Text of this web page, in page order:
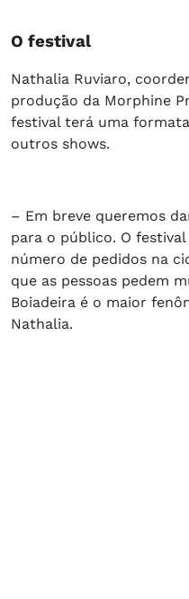
O festival
Nathalia Ruviaro,
produção da Morphine
festival terá uma
outros shows.
– Em breve queremos
para o público. O
número de pedidos na
que as pessoas pedem
Boiadeira é o maior
Nathalia.